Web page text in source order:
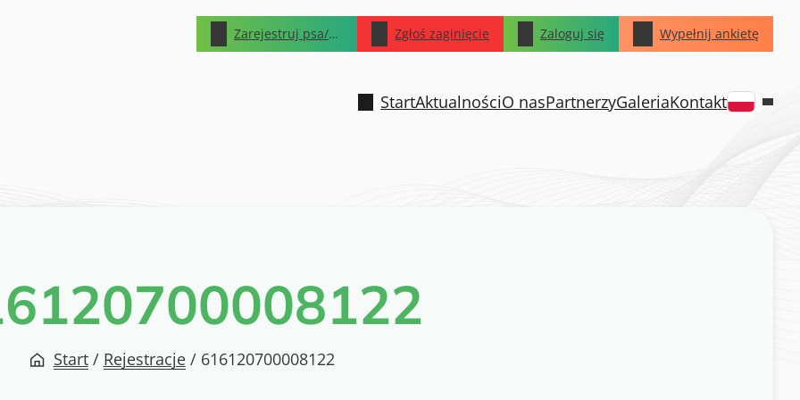
Zarejestruj psa/kota Zgłoś zaginięcie Zaloguj się Wypełnij ankietę
StartAktualnościO nasPartnerzyGaleriaKontakt
Start / Rejestracje / 616120700008122